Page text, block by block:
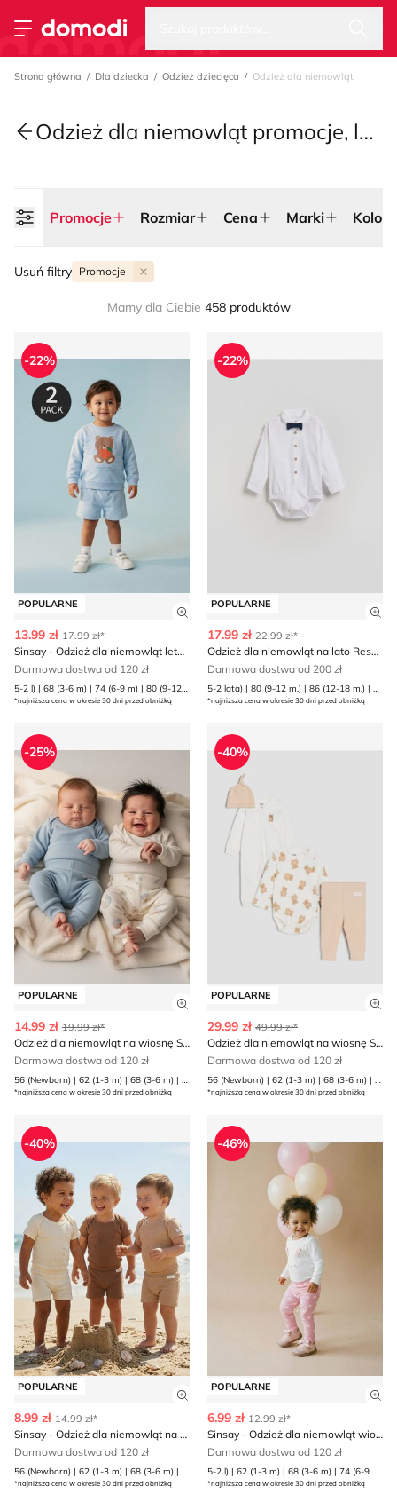
Przełącz menu
Strona główna
Strona główna Dla dziecka Odzież dziecięca Odzież dla niemowląt
Odzież dla niemowląt promocje, lato 2026
Promocje Rozmiar Cena Marki Kolor
Usuń filtry Promocje
Mamy dla Ciebie 458 produktów
Sinsay - Odzież dla niemowląt letnia
POPULARNE
-22%
Zobacz szczegóły produktu
13.99 zł 17.99 zł*
Sinsay - Odzież dla niemowląt letnia
Darmowa dostwa od 120 zł
5-2 l) | 68 (3-6 m) | 74 (6-9 m) | 80 (9-12 m) | 86 (12-18 m) | 92 (1 | 98 (2-3 l)
*najniższa cena w okresie 30 dni przed obniżką
Odzież dla niemowląt na
POPULARNE
-22%
17.99 zł 22.99 zł*
Odzież dla niemowląt na lato Reserved
Darmowa dostwa od 200 zł
5-2 lata) | 80 (9-12 m.) | 86 (12-18 m.) | 92 (1 | 98 (2-3 lata)
*najniższa cena w okresie 30 dni przed obniżką
Odzież dla niemowląt na wiosnę Sinsay
POPULARNE
-25%
Zobacz szczegóły produktu
14.99 zł 19.99 zł*
Odzież dla niemowląt na wiosnę Sinsay
Darmowa dostwa od 120 zł
56 (Newborn) | 62 (1-3 m) | 68 (3-6 m) | 74 (6-9 m) | 80 (9-12 m)
*najniższa cena w okresie 30 dni przed obniżką
Odzież dla niemowląt na
POPULARNE
-40%
29.99 zł 49.99 zł*
Odzież dla niemowląt na wiosnę Sinsay
Darmowa dostwa od 120 zł
56 (Newborn) | 62 (1-3 m) | 68 (3-6 m) | 74 (6-9 m) | 80 (9-12 m)
*najniższa cena w okresie 30 dni przed obniżką
Sinsay - Odzież dla niemowląt na wiosnę
POPULARNE
-40%
Zobacz szczegóły produktu
8.99 zł 14.99 zł*
Sinsay - Odzież dla niemowląt na wiosnę
Darmowa dostwa od 120 zł
56 (Newborn) | 62 (1-3 m) | 68 (3-6 m) | 74 (6-9 m) | 80 (9-12 m)
*najniższa cena w okresie 30 dni przed obniżką
Sinsay - Odzież dla
POPULARNE
-46%
6.99 zł 12.99 zł*
Sinsay - Odzież dla niemowląt wiosenna
Darmowa dostwa od 120 zł
5-2 l) | 62 (1-3 m) | 68 (3-6 m) | 74 (6-9 m) | 80 (9-12 m) | 86 (12-18 m) | 92 (1 | 98 (2-3 l)
*najniższa cena w okresie 30 dni przed obniżką